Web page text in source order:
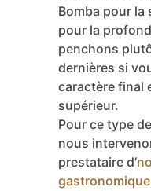
contexte, oui.
Pour une
Si l’objectif
celui où
où on cherche
vous avez
Bomba pour la
pour la
penchons